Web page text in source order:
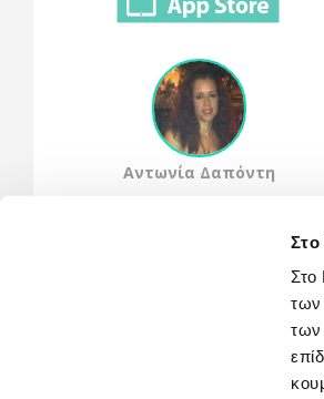
Στο
Στο
των
των
Αντωνία Δαπόντη